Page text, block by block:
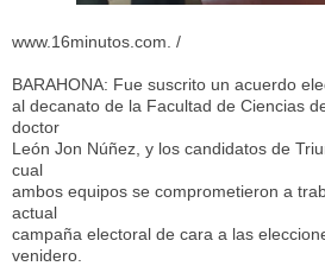
www.16minutos.com. /
BARAHONA: Fue suscrito un acuerdo
al decanato de la Facultad de Ciencias
doctor
León Jon Núñez, y los candidatos de
cual
ambos equipos se comprometieron a
actual
campaña electoral de cara a las
venidero.